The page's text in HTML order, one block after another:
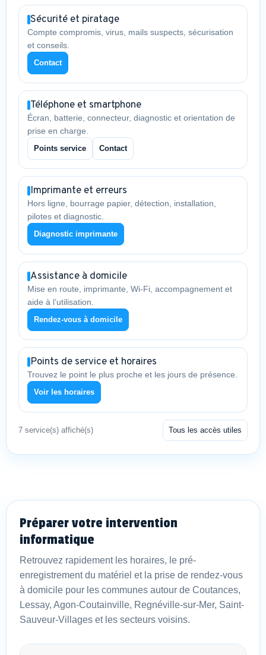
Sécurité et piratage
Compte compromis, virus, mails suspects, sécurisation
et conseils.
Contact
Téléphone et smartphone
Écran, batterie, connecteur, diagnostic et orientation de
prise en charge.
Points service Contact
Imprimante et erreurs
Hors ligne, bourrage papier, détection, installation,
pilotes et diagnostic.
Diagnostic imprimante
Assistance à domicile
Mise en route, imprimante, Wi-Fi, accompagnement et
aide à l’utilisation.
Rendez-vous à domicile
Points de service et horaires
Trouvez le point le plus proche et les jours de présence.
Voir les horaires
7 service(s) affiché(s) Tous les accès utiles
Préparer votre intervention
informatique
Retrouvez rapidement les horaires, le pré-
enregistrement du matériel et la prise de rendez-vous
à domicile pour les communes autour de Coutances,
Lessay, Agon-Coutainville, Regnéville-sur-Mer, Saint-
Sauveur-Villages et les secteurs voisins.